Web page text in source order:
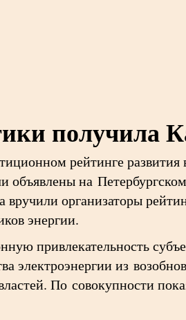
получила
рейтинге развития
объявлены на
организаторы
энергии.
привлекательность
электроэнергии из
По совокупности